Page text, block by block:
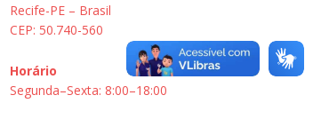
Recife-PE – Brasil
CEP: 50.740-560
Horário
Segunda–Sexta: 8:00–18:00